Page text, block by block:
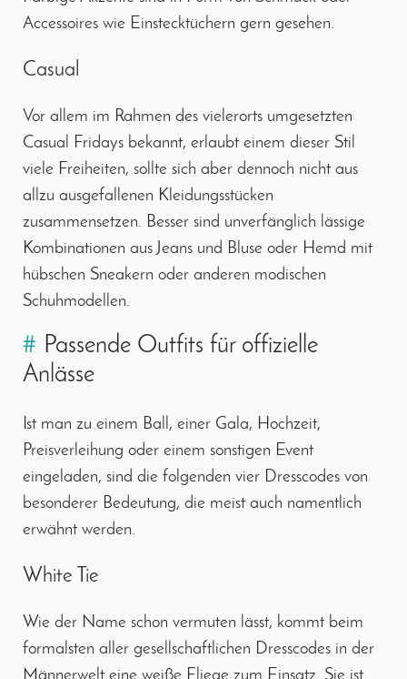
Accessoires wie Einstecktüchern gern gesehen.
Casual
Vor allem im Rahmen des vielerorts umgesetzten
Casual Fridays bekannt, erlaubt einem dieser Stil
viele Freiheiten, sollte sich aber dennoch nicht aus
allzu ausgefallenen Kleidungsstücken
zusammensetzen. Besser sind unverfänglich lässige
Kombinationen aus Jeans und Bluse oder Hemd mit
hübschen Sneakern oder anderen modischen
Schuhmodellen.
# Passende Outfits für offizielle
Anlässe
Ist man zu einem Ball, einer Gala, Hochzeit,
Preisverleihung oder einem sonstigen Event
eingeladen, sind die folgenden vier Dresscodes von
besonderer Bedeutung, die meist auch namentlich
erwähnt werden.
White Tie
Wie der Name schon vermuten lässt, kommt beim
formalsten aller gesellschaftlichen Dresscodes in der